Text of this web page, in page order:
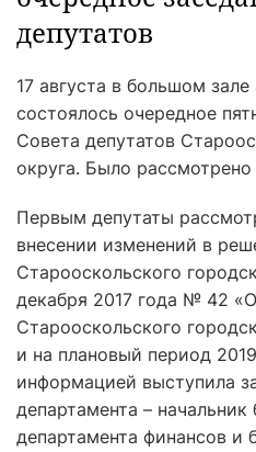
депутатов
17 августа в большом
состоялось очередное
Совета депутатов
округа. Было рассмотрено
Первым депутаты
внесении изменений в
Старооскольского
декабря 2017 года № 42
Старооскольского
и на плановый период
информацией выступила
департамента –
департамента финансов и